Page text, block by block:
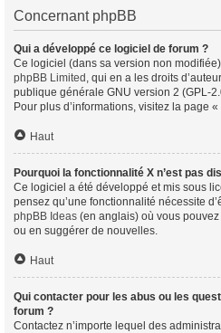
Concernant phpBB
Qui a développé ce logiciel de forum ?
Ce logiciel (dans sa version non
phpBB Limited , qui en a les droits
publique générale GNU version 2 (GPL-
Pour plus d’informations, visitez la page «
Haut
Pourquoi la fonctionnalité X n’est pas
Ce logiciel a été développé et mis sous
pensez qu’une fonctionnalité nécessite
phpBB Ideas (en anglais) où vous
ou en suggérer de nouvelles.
Haut
Qui contacter pour les abus ou les
forum ?
Contactez n’importe lequel des